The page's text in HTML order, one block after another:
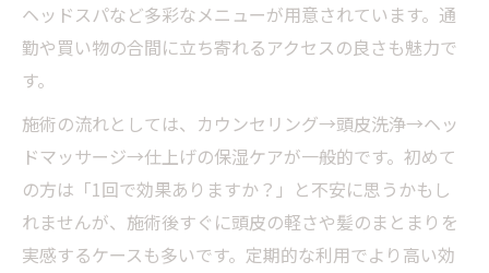
ヘッドスパなど多彩なメニューが用意されています。通
勤や買い物の合間に立ち寄れるアクセスの良さも魅力で
す。
施術の流れとしては、カウンセリング→頭皮洗浄→ヘッ
ドマッサージ→仕上げの保湿ケアが一般的です。初めて
の方は「1回で効果ありますか？」と不安に思うかもし
れませんが、施術後すぐに頭皮の軽さや髪のまとまりを
実感するケースも多いです。定期的な利用でより高い効